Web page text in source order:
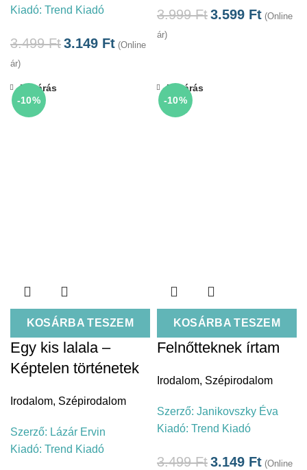
Kiadó: Trend Kiadó
3.499Ft3.149 Ft (Online
ár)
3.999Ft3.599 Ft (Online
ár)
-10%
KOSÁRBA TESZEM
Bezárás
Egy kis lalala –
Képtelen történetek
Irodalom, Szépirodalom
Szerző: Lázár Ervin
Kiadó: Trend Kiadó
-10%
KOSÁRBA TESZEM
Bezárás
Felnőtteknek írtam
Irodalom, Szépirodalom
Szerző: Janikovszky Éva
Kiadó: Trend Kiadó
3.499Ft3.149 Ft (Online